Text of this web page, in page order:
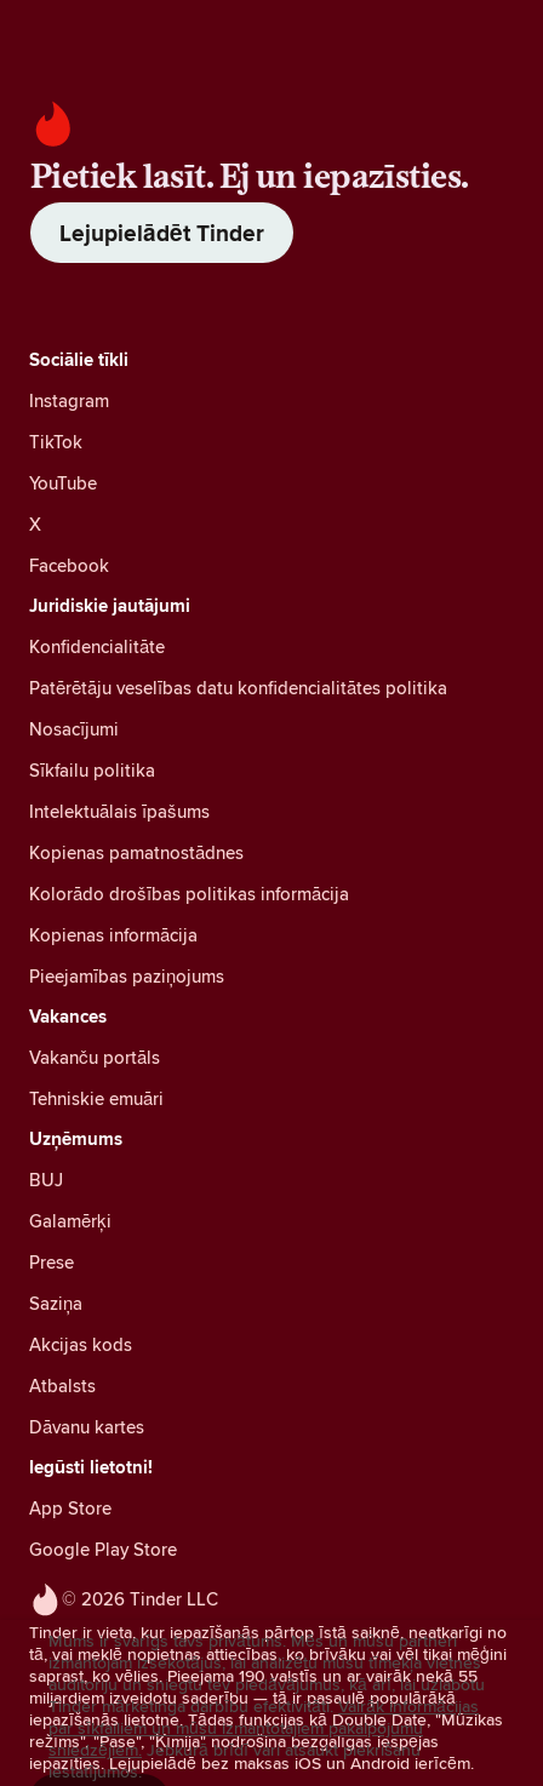
Pietiek lasīt. Ej un iepazīsties.
Lejupielādēt Tinder
© 2026 Tinder LLC
Tinder ir vieta, kur iepazīšanās pārtop īstā saiknē, neatkarīgi no
tā, vai meklē nopietnas attiecības, ko brīvāku vai vēl tikai mēģini
saprast, ko vēlies. Pieejama 190 valstīs un ar vairāk nekā 55
miljardiem izveidotu saderību — tā ir pasaulē populārākā
iepazīšanās lietotne. Tādas funkcijas kā Double Date, "Mūzikas
režīms", "Pase", "Ķīmija" nodrošina bezgalīgas iespējas
iepazīties. Lejupielādē bez maksas iOS un Android ierīcēm.
Sociālie tīkli
Instagram
TikTok
YouTube
X
Facebook
Juridiskie jautājumi
Konfidencialitāte
Patērētāju veselības datu konfidencialitātes politika
Nosacījumi
Sīkfailu politika
Intelektuālais īpašums
Kopienas pamatnostādnes
Kolorādo drošības politikas informācija
Kopienas informācija
Pieejamības paziņojums
Vakances
Vakanču portāls
Tehniskie emuāri
Uzņēmums
BUJ
Galamērķi
Prese
Saziņa
Akcijas kods
Atbalsts
Dāvanu kartes
Iegūsti lietotni!
App Store
Google Play Store
Mums ir svarīgs tavs privātums. Mēs un mūsu partneri
izmantojam izsekotājus, lai analizētu mūsu tīmekļa vietnes
auditoriju un sniegtu tev piedāvājumus, kā arī, lai uzlabotu
Tinder mārketinga darbību efektivitāti. Vairāk informācijas
par sīkfailiem un mūsu izmantotajiem pakalpojumu
sniedzējiem. Jebkurā brīdī vari atsaukt piekrišanu
iestatījumos.